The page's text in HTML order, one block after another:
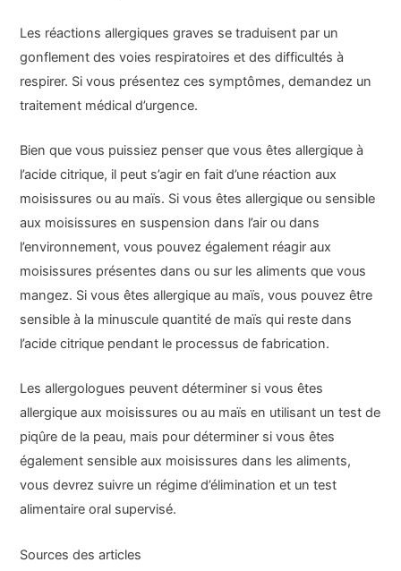
Les réactions allergiques graves se traduisent par un
gonflement des voies respiratoires et des difficultés à
respirer. Si vous présentez ces symptômes, demandez un
traitement médical d’urgence.
Bien que vous puissiez penser que vous êtes allergique à
l’acide citrique, il peut s’agir en fait d’une réaction aux
moisissures ou au maïs. Si vous êtes allergique ou sensible
aux moisissures en suspension dans l’air ou dans
l’environnement, vous pouvez également réagir aux
moisissures présentes dans ou sur les aliments que vous
mangez. Si vous êtes allergique au maïs, vous pouvez être
sensible à la minuscule quantité de maïs qui reste dans
l’acide citrique pendant le processus de fabrication.
Les allergologues peuvent déterminer si vous êtes
allergique aux moisissures ou au maïs en utilisant un test de
piqûre de la peau, mais pour déterminer si vous êtes
également sensible aux moisissures dans les aliments,
vous devrez suivre un régime d’élimination et un test
alimentaire oral supervisé.
Sources des articles